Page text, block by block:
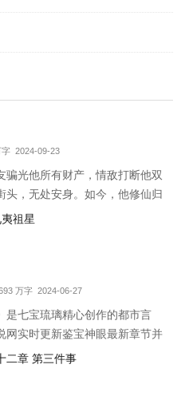
字 2024-09-23
骗光他所有财产，情敌打断他双
头，无处安身。如今，他修仙归
千万敌！
祖星
万字 2024-06-27
是七宝琉璃精心创作的都市言
网实时更新鉴宝神眼最新章节并
阅读，书友所发表的鉴宝神眼评
二章 第三件事